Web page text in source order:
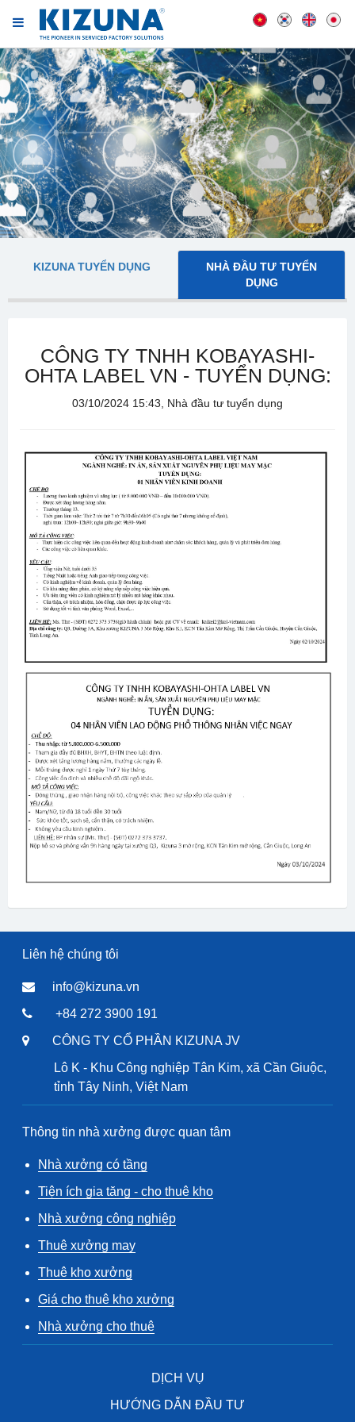
KIZUNA TUYỂN DỤNG
NHÀ ĐẦU TƯ TUYỂN
DỤNG
CÔNG TY TNHH KOBAYASHI-
OHTA LABEL VN - TUYỂN DỤNG:
03/10/2024 15:43, Nhà đầu tư tuyển dụng
Liên hệ chúng tôi
info@kizuna.vn
+84 272 3900 191
CÔNG TY CỔ PHẦN KIZUNA JV
Lô K - Khu Công nghiệp Tân Kim, xã Cần Giuộc,
tỉnh Tây Ninh, Việt Nam
Thông tin nhà xưởng được quan tâm
Nhà xưởng có tầng
Tiện ích gia tăng - cho thuê kho
Nhà xưởng công nghiệp
Thuê xưởng may
Thuê kho xưởng
Giá cho thuê kho xưởng
Nhà xưởng cho thuê
DỊCH VỤ
HƯỚNG DẪN ĐẦU TƯ